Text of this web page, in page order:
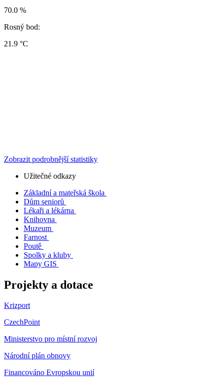
70.0 %
Rosný bod:
21.9 °C
Zobrazit podrobnější statistiky
Užitečné odkazy
Základní a mateřská škola
Dům seniorů
Lékaři a lékárna
Knihovna
Muzeum
Farnost
Poutě
Spolky a kluby
Mapy GIS
Projekty a dotace
Krizport
CzechPoint
Ministerstvo pro místní rozvoj
Národní plán obnovy
Financováno Evropskou unií